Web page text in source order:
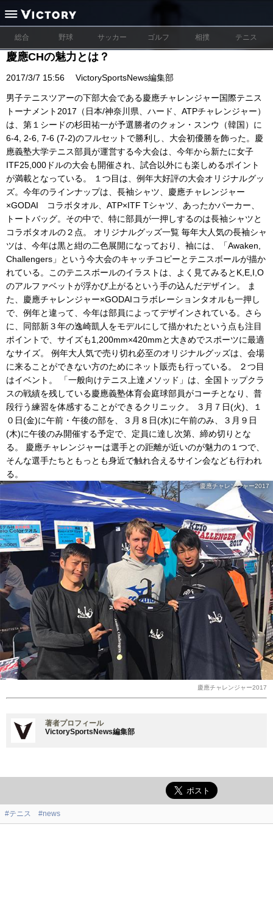
総合 野球 サッカー ゴルフ 相撲 テニス
慶應CHの魅力とは？
2017/3/7 15:56 VictorySportsNews編集部
男子テニスツアーの下部大会である慶應チャレンジャー国際テニス
トーナメント2017（日本/神奈川県、ハード、ATPチャレンジャー）
は、第１シードの杉田祐一が予選勝者のクォン・スンウ（韓国）に
6-4, 2-6, 7-6 (7-2)のフルセットで勝利し、大会初優勝を飾った。慶
應義塾大学テニス部員が運営する今大会は、今年から新たに女子
ITF25,000ドルの大会も開催され、試合以外にも楽しめるポイント
が満載となっている。 １つ目は、例年大好評の大会オリジナルグッ
ズ。今年のラインナップは、長袖シャツ、慶應チャレンジャー
×GODAI コラボタオル、ATP×ITF Tシャツ、あったかパーカー、
トートバッグ。その中で、特に部員が一押しするのは長袖シャツと
コラボタオルの２点。 オリジナルグッズ一覧 毎年大人気の長袖シャ
ツは、今年は黒と紺の二色展開になっており、袖には、「Awaken,
Challengers」という今大会のキャッチコピーとテニスボールが描か
れている。このテニスボールのイラストは、よく見てみるとK,E,I,O
のアルファベットが浮かび上がるという手の込んだデザイン。 ま
た、慶應チャレンジャー×GODAIコラボレーションタオルも一押し
で、例年と違って、今年は部員によってデザインされている。さら
に、同部新３年の逸崎凱人をモデルにして描かれたという点も注目
ポイントで、サイズも1,200mm×420mmと大きめでスポーツに最適
なサイズ。 例年大人気で売り切れ必至のオリジナルグッズは、会場
に来ることができない方のためにネット販売も行っている。 ２つ目
はイベント。 「一般向けテニス上達メソッド」は、全国トップクラ
スの戦績を残している慶應義塾体育会庭球部員がコーチとなり、普
段行う練習を体感することができるクリニック。 ３月７日(火)、１
０日(金)に午前・午後の部を、３月８日(水)に午前のみ、３月９日
(木)に午後のみ開催する予定で、定員に達し次第、締め切りとな
る。 慶應チャレンジャーは選手との距離が近いのが魅力の１つで、
そんな選手たちともっとも身近で触れ合えるサイン会なども行われ
る。
慶應チャレンジャー2017
慶應チャレンジャー2017
著者プロフィール
VictorySportsNews編集部
#テニス #news